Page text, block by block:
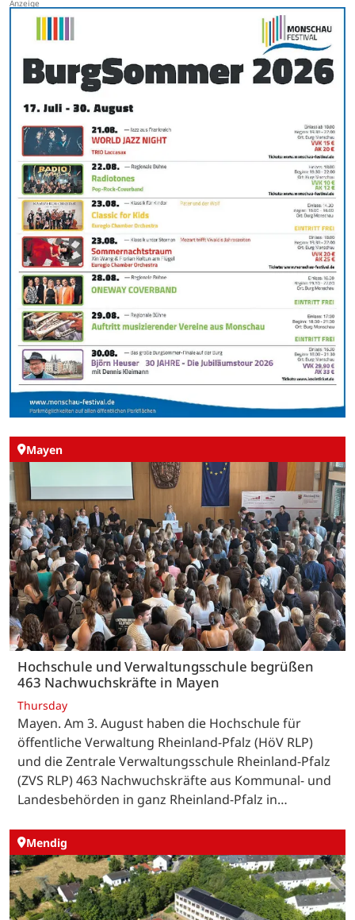
Mayen
Hochschule und Verwaltungsschule begrüßen
463 Nachwuchskräfte in Mayen
Thursday
Mayen. Am 3. August haben die Hochschule für
öffentliche Verwaltung Rheinland-Pfalz (HöV RLP)
und die Zentrale Verwaltungsschule Rheinland-Pfalz
(ZVS RLP) 463 Nachwuchskräfte aus Kommunal- und
Landesbehörden in ganz Rheinland-Pfalz in…
Mendig